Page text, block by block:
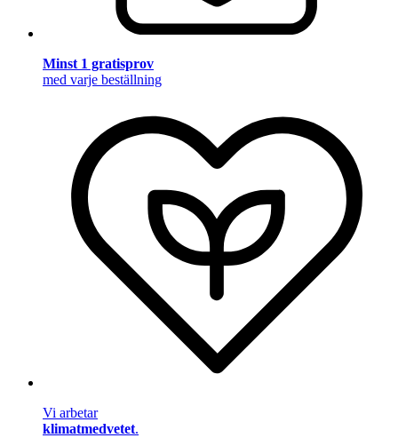
Minst 1 gratisprov
med varje beställning
Vi arbetar
klimatmedvetet.